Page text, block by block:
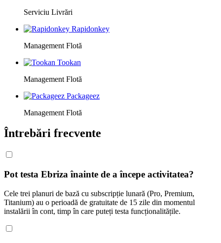
Serviciu Livrări
Rapidonkey
Management Flotă
Tookan
Management Flotă
Packageez
Management Flotă
Întrebări frecvente
Pot testa Ebriza înainte de a începe activitatea?
Cele trei planuri de bază cu subscripție lunară (Pro, Premium,
Titanium) au o perioadă de gratuitate de 15 zile din momentul
instalării în cont, timp în care puteți testa funcționalitățile.